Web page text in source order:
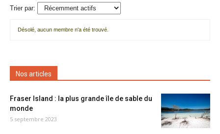
Trier par:
amis
Désolé, aucun membre n'a été trouvé.
Nos articles
Fraser Island : la plus grande île de sable du
monde
5 septembre 2023